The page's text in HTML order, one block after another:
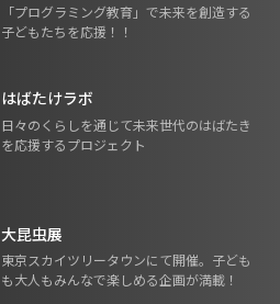
「プログラミング教育」で未来を創造する
子どもたちを応援！！
はばたけラボ
日々のくらしを通じて未来世代のはばたき
を応援するプロジェクト
大昆虫展
東京スカイツリータウンにて開催。子ども
も大人もみんなで楽しめる企画が満載！